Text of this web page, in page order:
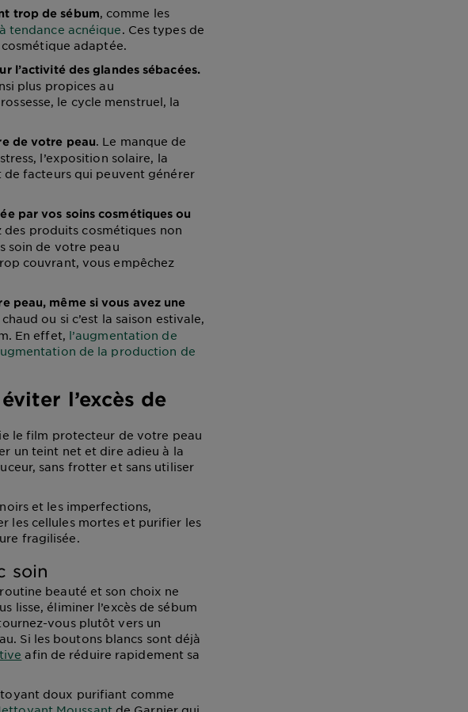
trop de sébum, comme les
tendance acnéique. Ces types de
adaptée.
l’activité des glandes sébacées.
plus propices au
le cycle menstruel, la
de votre peau. Le manque de
l’exposition solaire, la
facteurs qui peuvent générer
par vos soins cosmétiques ou
des produits cosmétiques non
soin de votre peau
couvrant, vous empêchez
peau, même si vous avez une
ou si c’est la saison estivale,
En effet, l’augmentation de
de la production de
l’excès de
le film protecteur de votre peau
un teint net et dire adieu à la
sans frotter et sans utiliser
et les imperfections,
les cellules mortes et purifier les
fragilisée.
soin
beauté et son choix ne
lisse, éliminer l’excès de sébum
vous plutôt vers un
Si les boutons blancs sont déjà
afin de réduire rapidement sa
doux purifiant comme